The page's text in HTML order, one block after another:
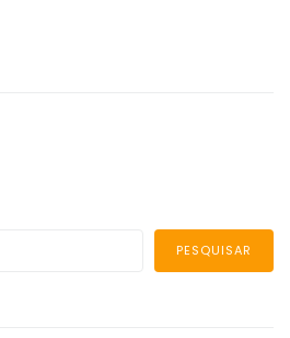
PESQUISAR